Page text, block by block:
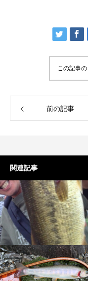
2026.01.01
この記事
前の記事
関連記事